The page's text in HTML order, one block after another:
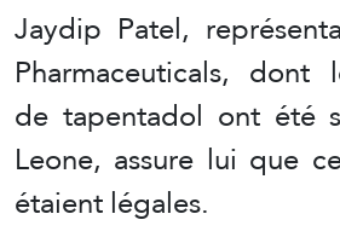
Jaydip Patel,
Pharmaceuticals, dont
de tapentadol ont été
Leone, assure lui que
étaient légales.